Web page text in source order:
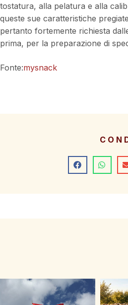
tostatura, alla pelatura e alla
queste sue caratteristiche
pertanto fortemente richiesta
prima, per la preparazione di
Fonte:mysnack